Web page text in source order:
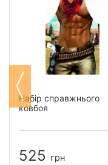
Набір справжнього
ковбоя
525 грн